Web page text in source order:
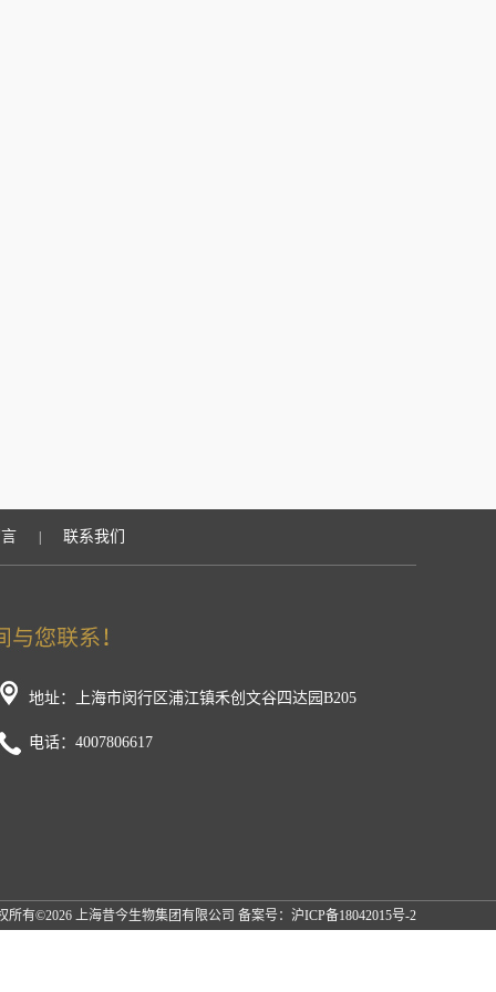
联系我们
地址：上海市闵行区浦江镇禾创文谷四达园B205
电话：4007806617
所有©2026 上海昔今生物集团有限公司 备案号： 沪ICP备18042015号-2